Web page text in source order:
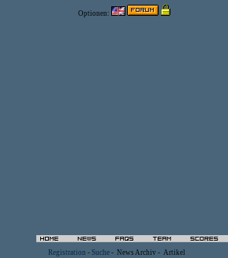
Optionen:
Registration - Suche - News Archiv - Artikel